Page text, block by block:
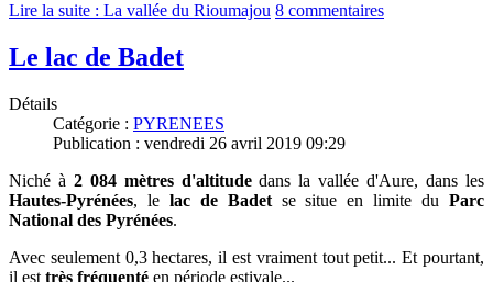
Lire la suite : La vallée du Rioumajou 8 commentaires
Le lac de Badet
Détails
Catégorie : PYRENEES
Publication : vendredi 26 avril 2019 09:29
Niché à 2 084 mètres d'altitudedans la vallée d'Aure, dans les
Hautes-Pyrénées, le lac de Badetse situe en limite duParc
National des Pyrénées.
Avec seulement 0,3 hectares, il est vraiment tout petit... Et pourtant,
il est très fréquenté en période estivale...